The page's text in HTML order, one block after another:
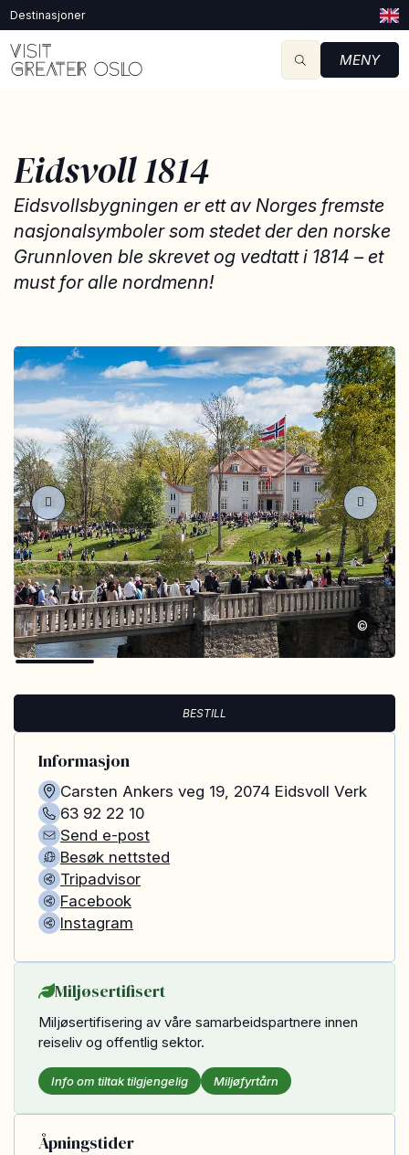
Destinasjoner
MENY
Eidsvoll 1814
Eidsvollsbygningen er ett av Norges fremste
nasjonalsymboler som stedet der den norske
Grunnloven ble skrevet og vedtatt i 1814 – et
must for alle nordmenn!
©
BESTILL
Informasjon
Carsten Ankers veg 19, 2074 Eidsvoll Verk
63 92 22 10
Send e-post
Besøk nettsted
Tripadvisor
Facebook
Instagram
Miljøsertifisert
Miljøsertifisering av våre samarbeidspartnere innen
reiseliv og offentlig sektor.
Info om tiltak tilgjengelig Miljøfyrtårn
Åpningstider